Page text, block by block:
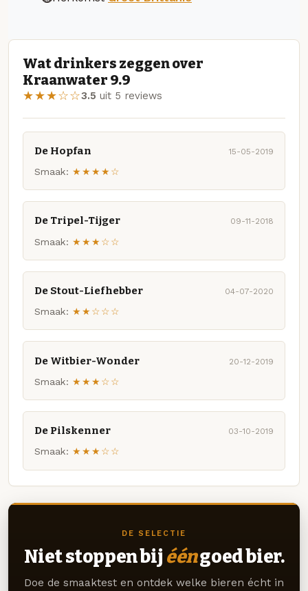
Wat drinkers zeggen over
Kraanwater 9.9
★★★☆☆3.5 uit 5 reviews
De Hopfan 15-05-2019
Smaak: ★★★★☆
De Tripel-Tijger 09-11-2018
Smaak: ★★★☆☆
De Stout-Liefhebber 04-07-2020
Smaak: ★★☆☆☆
De Witbier-Wonder 20-12-2019
Smaak: ★★★☆☆
De Pilskenner 03-10-2019
Smaak: ★★★☆☆
DE SELECTIE
Niet stoppen bij ééngoed bier.
Doe de smaaktest en ontdek welke bieren écht in